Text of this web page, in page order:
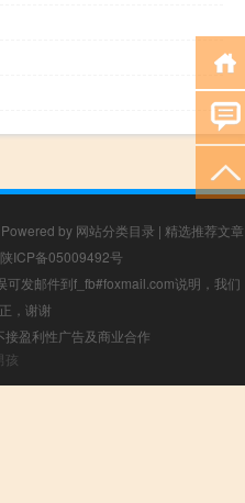
Powered by 网站分类目录 | 精选推荐文章
陕ICP备05009492号
发邮件到f_fb#foxmail.com说明，我们
，谢谢
盈利性广告及商业合作
孩